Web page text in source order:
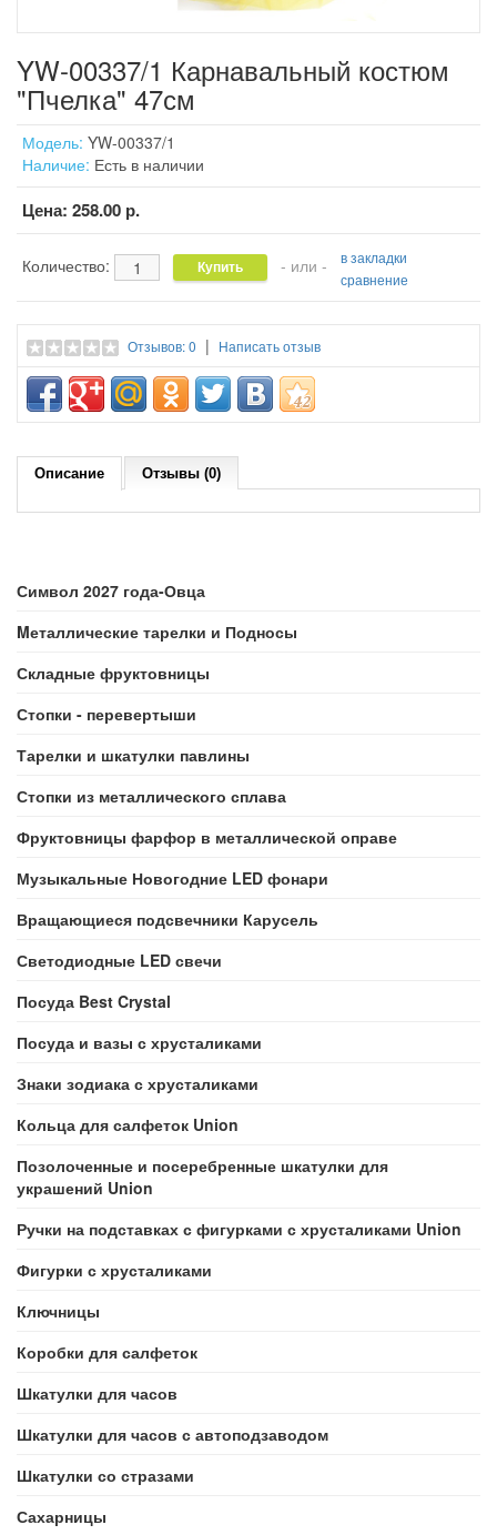
Символ 2027 года-Овца
Mеталлические тарелки и Подносы
Складные фруктовницы
Стопки - перевертыши
Тарелки и шкатулки павлины
Стопки из металлического сплава
Фруктовницы фарфор в металлической оправе
Музыкальные Новогодние LED фонари
Вращающиеся подсвечники Карусель
Светодиодные LED свечи
Посуда Best Crystal
Посуда и вазы с хрусталиками
Знаки зодиака с хрусталиками
Кольца для салфеток Union
Позолоченные и посеребренные шкатулки для
украшений Union
Ручки на подставках с фигурками с хрусталиками Union
Фигурки с хрусталиками
Ключницы
Коробки для салфеток
Шкатулки для часов
Шкатулки для часов с автоподзаводом
Шкатулки со стразами
Сахарницы
YW-00337/1 Карнавальный костюм
"Пчелка" 47см
Модель: YW-00337/1
Наличие: Есть в наличии
Цена: 258.00 р.
Количество: - или -
в закладки
сравнение
Отзывов: 0 | Написать отзыв
Описание Отзывы (0)